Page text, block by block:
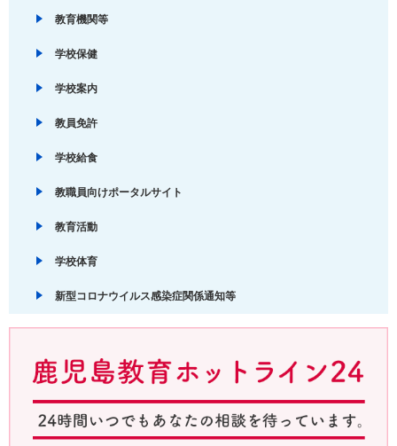
教育機関等
学校保健
学校案内
教員免許
学校給食
教職員向けポータルサイト
教育活動
学校体育
新型コロナウイルス感染症関係通知等